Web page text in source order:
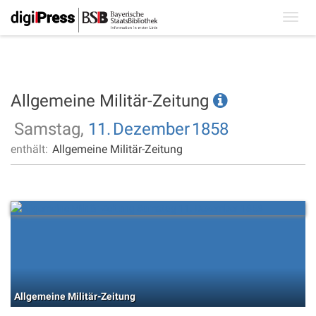
Allgemeine Militär-Zeitung
Samstag, 11. Dezember1858
enthält: Allgemeine Militär-Zeitung
Allgemeine Militär-Zeitung